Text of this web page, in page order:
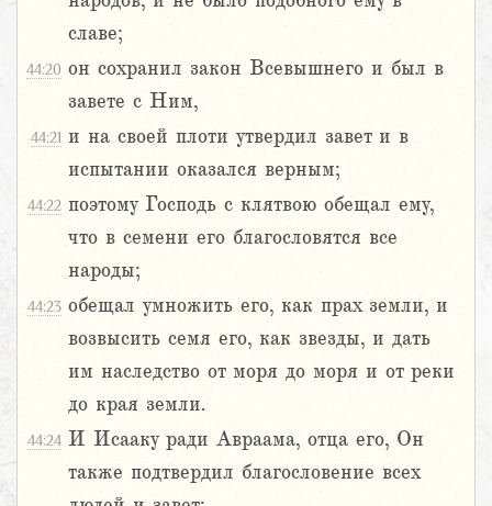
славе;
44:20 он сохранил закон Всевышнего и был в
завете с Ним,
44:21 и на своей плоти утвердил завет и в
испытании оказался верным;
44:22 поэтому Господь с клятвою обещал ему,
что в семени его благословятся все
народы;
44:23 обещал умножить его, как прах земли, и
возвысить семя его, как звезды, и дать
им наследство от моря до моря и от реки
до края земли.
44:24 И Исааку ради Авраама, отца его, Он
также подтвердил благословение всех